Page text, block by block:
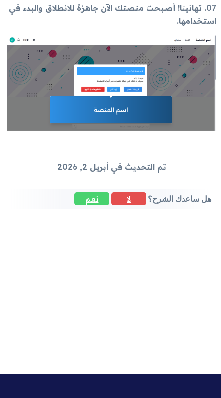
07. تهانينا! أصبحت منصتك الآن جاهزة للانطلاق والبدء في
استخدامها.
تم التحديث في أبريل 2, 2026
هل ساعدك الشرح؟ لا نعم